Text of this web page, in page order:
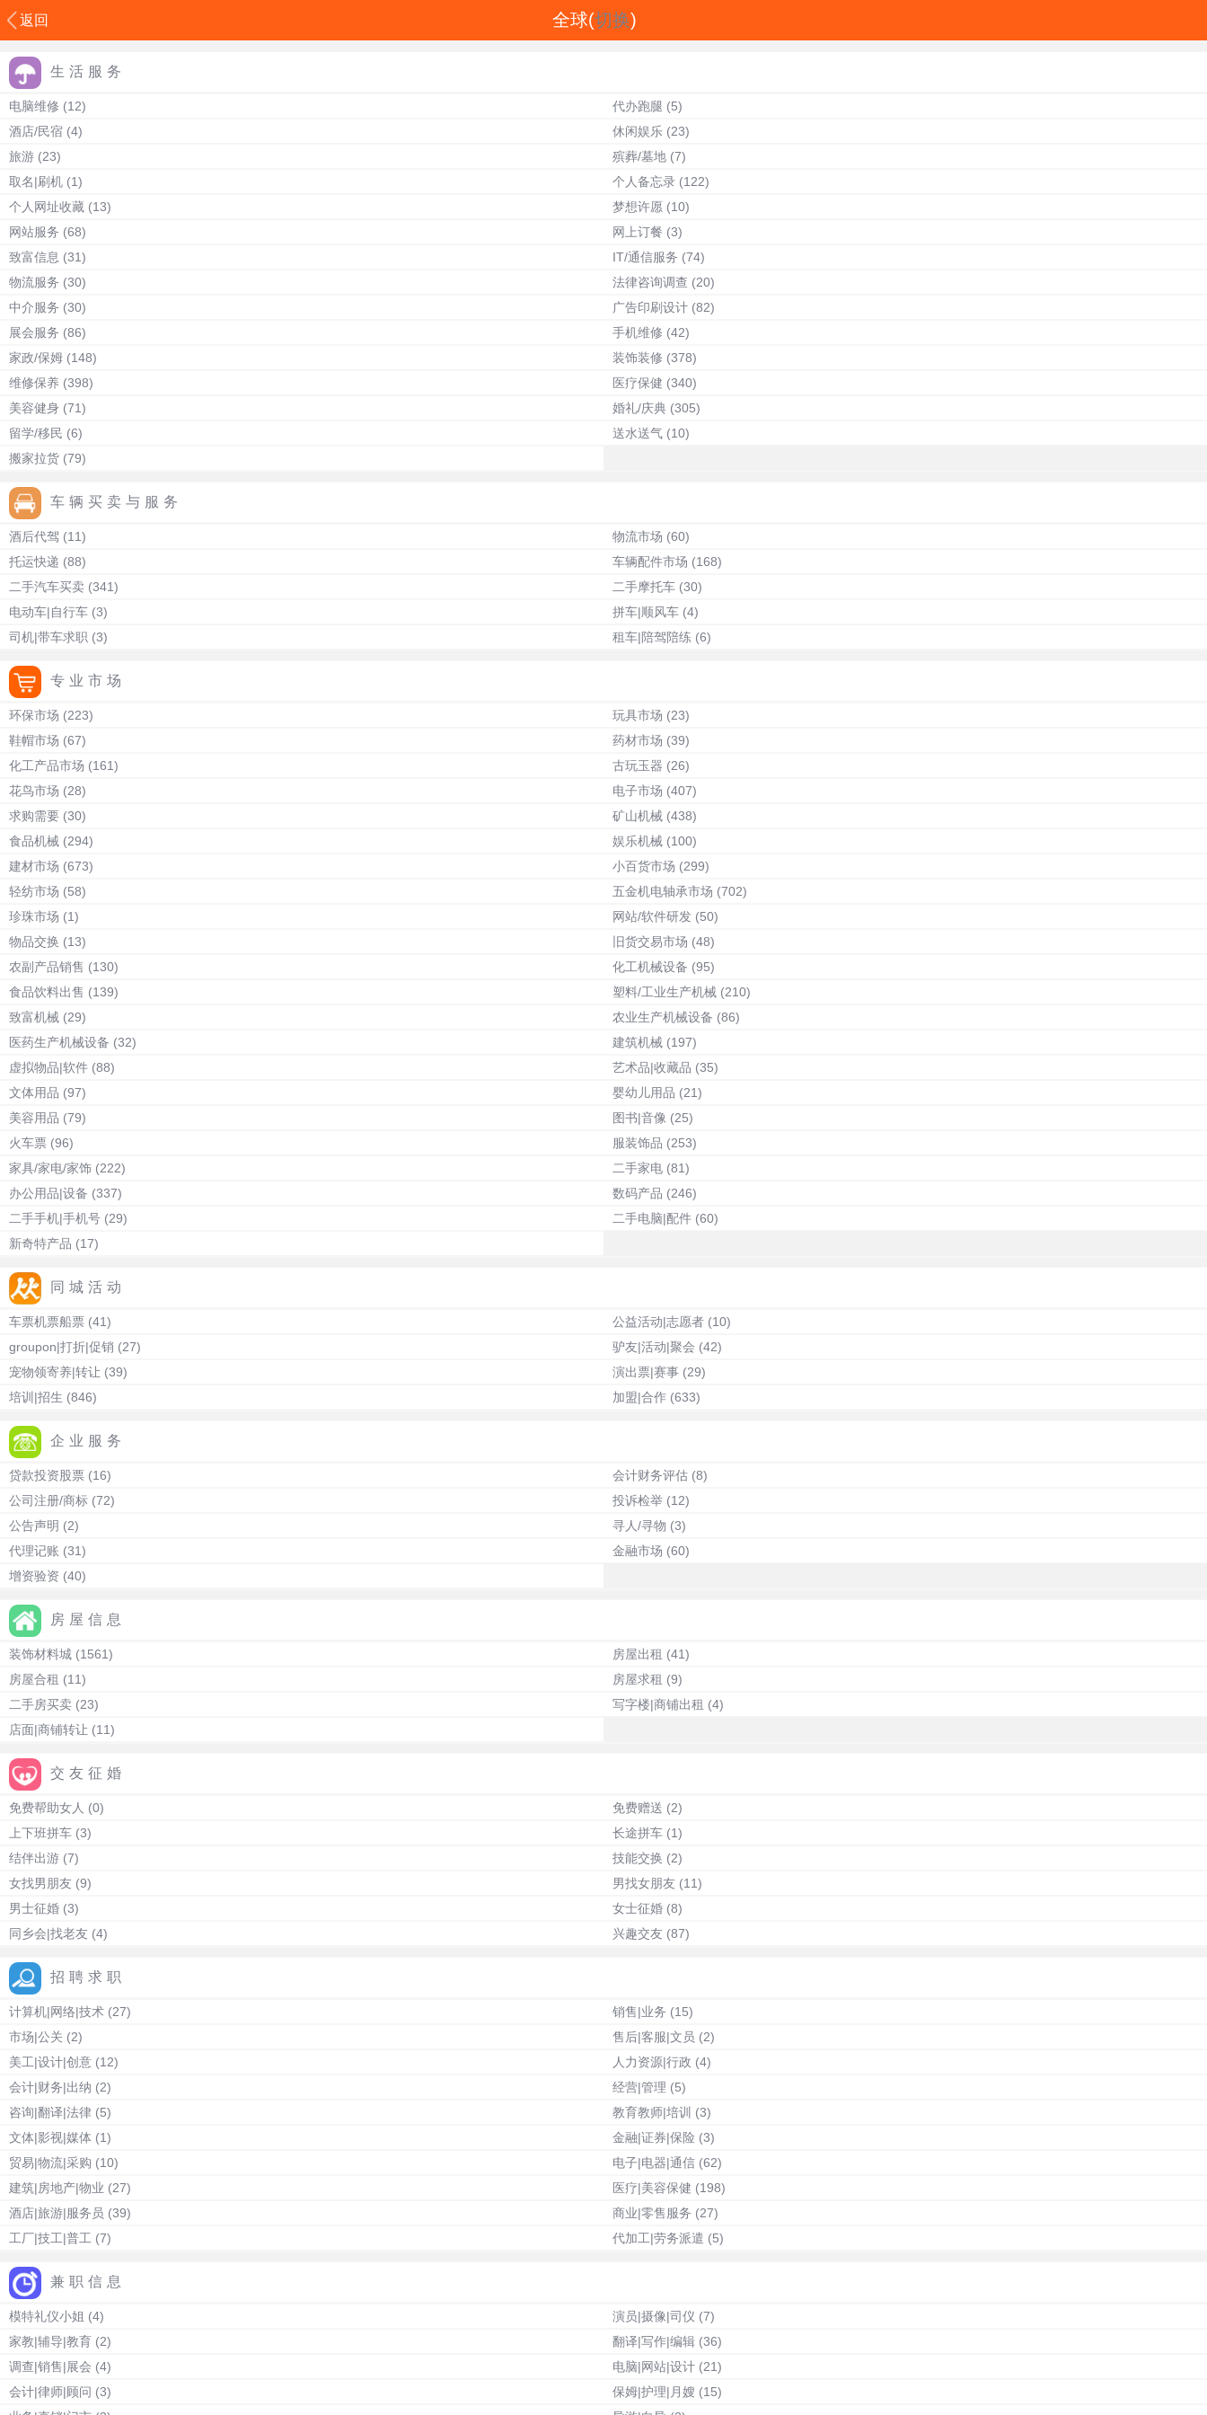
返回 全球(切换)
生活服务
电脑维修 (12) 代办跑腿 (5)
酒店/民宿 (4) 休闲娱乐 (23)
旅游 (23) 殡葬/墓地 (7)
取名|刷机 (1) 个人备忘录 (122)
个人网址收藏 (13) 梦想许愿 (10)
网站服务 (68) 网上订餐 (3)
致富信息 (31) IT/通信服务 (74)
物流服务 (30) 法律咨询调查 (20)
中介服务 (30) 广告印刷设计 (82)
展会服务 (86) 手机维修 (42)
家政/保姆 (148) 装饰装修 (378)
维修保养 (398) 医疗保健 (340)
美容健身 (71) 婚礼/庆典 (305)
留学/移民 (6) 送水送气 (10)
搬家拉货 (79)
车辆买卖与服务
酒后代驾 (11) 物流市场 (60)
托运快递 (88) 车辆配件市场 (168)
二手汽车买卖 (341) 二手摩托车 (30)
电动车|自行车 (3) 拼车|顺风车 (4)
司机|带车求职 (3) 租车|陪驾陪练 (6)
专业市场
环保市场 (223) 玩具市场 (23)
鞋帽市场 (67) 药材市场 (39)
化工产品市场 (161) 古玩玉器 (26)
花鸟市场 (28) 电子市场 (407)
求购需要 (30) 矿山机械 (438)
食品机械 (294) 娱乐机械 (100)
建材市场 (673) 小百货市场 (299)
轻纺市场 (58) 五金机电轴承市场 (702)
珍珠市场 (1) 网站/软件研发 (50)
物品交换 (13) 旧货交易市场 (48)
农副产品销售 (130) 化工机械设备 (95)
食品饮料出售 (139) 塑料/工业生产机械 (210)
致富机械 (29) 农业生产机械设备 (86)
医药生产机械设备 (32) 建筑机械 (197)
虚拟物品|软件 (88) 艺术品|收藏品 (35)
文体用品 (97) 婴幼儿用品 (21)
美容用品 (79) 图书|音像 (25)
火车票 (96) 服装饰品 (253)
家具/家电/家饰 (222) 二手家电 (81)
办公用品|设备 (337) 数码产品 (246)
二手手机|手机号 (29) 二手电脑|配件 (60)
新奇特产品 (17)
同城活动
车票机票船票 (41) 公益活动|志愿者 (10)
groupon|打折|促销 (27) 驴友|活动|聚会 (42)
宠物领寄养|转让 (39) 演出票|赛事 (29)
培训|招生 (846) 加盟|合作 (633)
企业服务
贷款投资股票 (16) 会计财务评估 (8)
公司注册/商标 (72) 投诉检举 (12)
公告声明 (2) 寻人/寻物 (3)
代理记账 (31) 金融市场 (60)
增资验资 (40)
房屋信息
装饰材料城 (1561) 房屋出租 (41)
房屋合租 (11) 房屋求租 (9)
二手房买卖 (23) 写字楼|商铺出租 (4)
店面|商铺转让 (11)
交友征婚
免费帮助女人 (0) 免费赠送 (2)
上下班拼车 (3) 长途拼车 (1)
结伴出游 (7) 技能交换 (2)
女找男朋友 (9) 男找女朋友 (11)
男士征婚 (3) 女士征婚 (8)
同乡会|找老友 (4) 兴趣交友 (87)
招聘求职
计算机|网络|技术 (27) 销售|业务 (15)
市场|公关 (2) 售后|客服|文员 (2)
美工|设计|创意 (12) 人力资源|行政 (4)
会计|财务|出纳 (2) 经营|管理 (5)
咨询|翻译|法律 (5) 教育教师|培训 (3)
文体|影视|媒体 (1) 金融|证券|保险 (3)
贸易|物流|采购 (10) 电子|电器|通信 (62)
建筑|房地产|物业 (27) 医疗|美容保健 (198)
酒店|旅游|服务员 (39) 商业|零售服务 (27)
工厂|技工|普工 (7) 代加工|劳务派遣 (5)
兼职信息
模特礼仪小姐 (4) 演员|摄像|司仪 (7)
家教|辅导|教育 (2) 翻译|写作|编辑 (36)
调查|销售|展会 (4) 电脑|网站|设计 (21)
会计|律师|顾问 (3) 保姆|护理|月嫂 (15)